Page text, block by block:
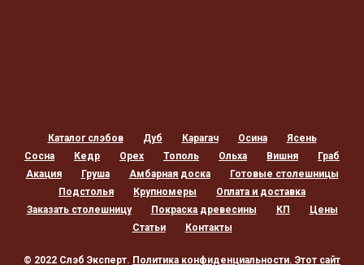
Каталог слэбов Дуб Карагач Осина
Ясень
Сосна
Кедр Орех Тополь Ольха Вишня
Граб
Акация
Груша Амбарная доска
Готовые столешницы
Подстолья
Крупномеры
Оплата и доставка
Заказать столешницу
Покраска древесины КП
Цены
Статьи
Контакты
© 2022 Слэб Эксперт. Политика конфиденциальности. Этот сайт